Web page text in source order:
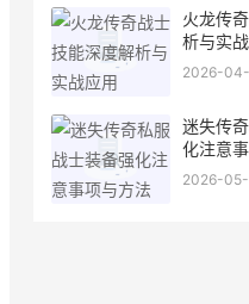
火龙传
析与实
2026-
迷失传
化注意
2026-